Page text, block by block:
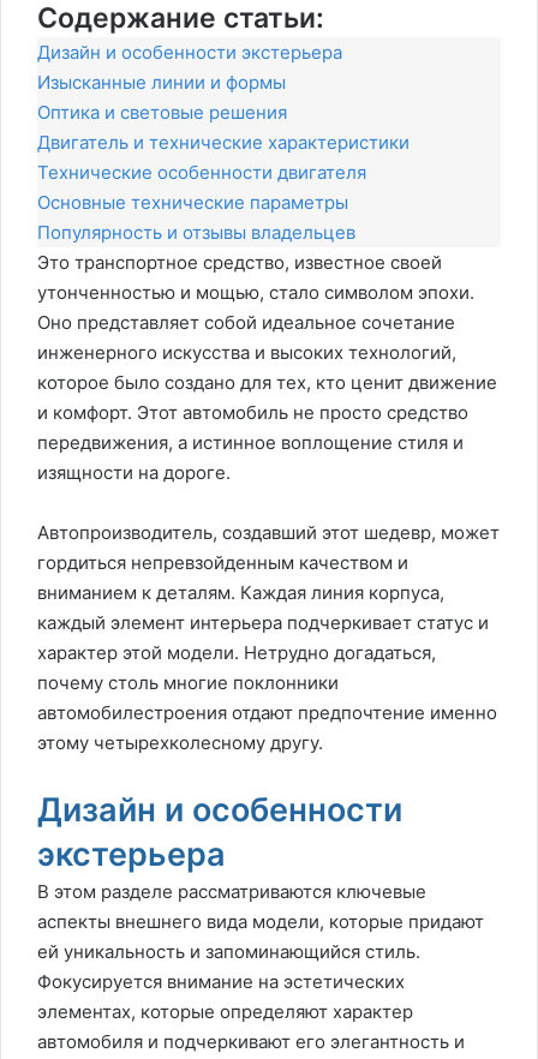
Содержание статьи:
Дизайн и особенности экстерьера
Изысканные линии и формы
Оптика и световые решения
Двигатель и технические характеристики
Технические особенности двигателя
Основные технические параметры
Популярность и отзывы владельцев
Это транспортное средство, известное своей
утонченностью и мощью, стало символом эпохи.
Оно представляет собой идеальное сочетание
инженерного искусства и высоких технологий,
которое было создано для тех, кто ценит движение
и комфорт. Этот автомобиль не просто средство
передвижения, а истинное воплощение стиля и
изящности на дороге.
Автопроизводитель, создавший этот шедевр, может
гордиться непревзойденным качеством и
вниманием к деталям. Каждая линия корпуса,
каждый элемент интерьера подчеркивает статус и
характер этой модели. Нетрудно догадаться,
почему столь многие поклонники
автомобилестроения отдают предпочтение именно
этому четырехколесному другу.
Дизайн и особенности
экстерьера
В этом разделе рассматриваются ключевые
аспекты внешнего вида модели, которые придают
ей уникальность и запоминающийся стиль.
Фокусируется внимание на эстетических
элементах, которые определяют характер
автомобиля и подчеркивают его элегантность и